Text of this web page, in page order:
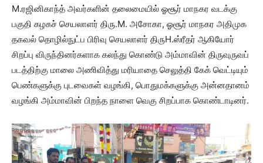
M.ரஜினிகாந்த் அவர்களின் தலைமையில் ஓசூர் மாநகர வடக்கு
பகுதி கழகச் செயலாளர் திரு.M. அசோகா, ஓசூர் மாநகர அதிமுக
தகவல் தொழில்நுட்ப பிரிவு செயலாளர் திருH.ஸ்ரீதர் ஆகியோர்
சிறப்பு விருந்தினர்களாக கலந்து கொண்டு அம்மாவின் திருவுருவப்
படத்திற்கு மாலை அணிவித்து மரியாதை செலுத்தி கேக் வெட்டியும்
பெண்களுக்கு புடவைகள் வழங்கி, பொதுமக்களுக்கு அன்னதானம்
வழங்கி அம்மாவின் பிறந்த நாளை வெகு சிறப்பாக கொண்டாடினர்.